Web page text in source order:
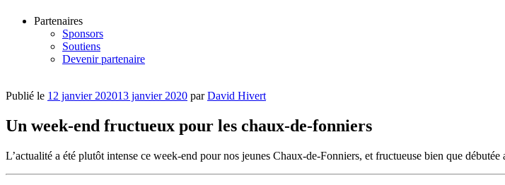
Partenaires
Sponsors
Soutiens
Devenir partenaire
Publié le 12 janvier 202013 janvier 2020 parDavid Hivert
Un week-end fructueux pour les chaux-de-fonniers
L’actualité a été plutôt intense ce week-end pour nos jeunes Chaux-de-Fonniers, et fructueuse bien que débutée